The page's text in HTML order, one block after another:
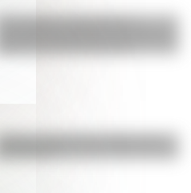
17 de agosto: actividades y
¿Sabías cómo fue la infancia de